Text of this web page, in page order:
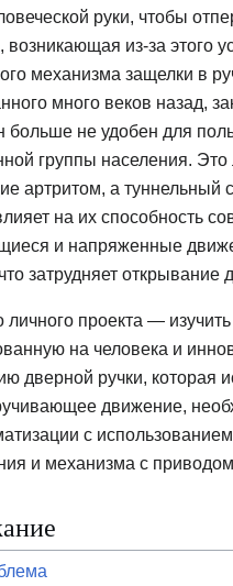
руки, чтобы
возникающая из-за этого
механизма защелки в
много веков назад,
больше не удобен для
группы населения.
артритом, а туннельный
на их способность
и напряженные
затрудняет открывание
личного проекта —
на человека и
дверной ручки, которая
движение,
с
и механизма с приводом